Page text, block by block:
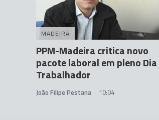
MADEIRA
PPM-Madeira critica novo
pacote laboral em pleno
Trabalhador
João Filipe Pestana 10:04